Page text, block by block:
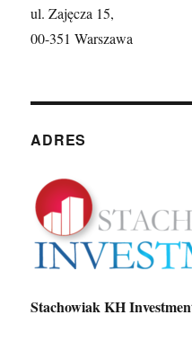
ul. Zajęcza 15,
00-351 Warszawa
ADRES
Stachowiak KH